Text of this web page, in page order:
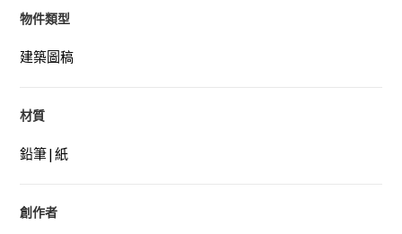
物件類型
建築圖稿
材質
鉛筆|紙
創作者